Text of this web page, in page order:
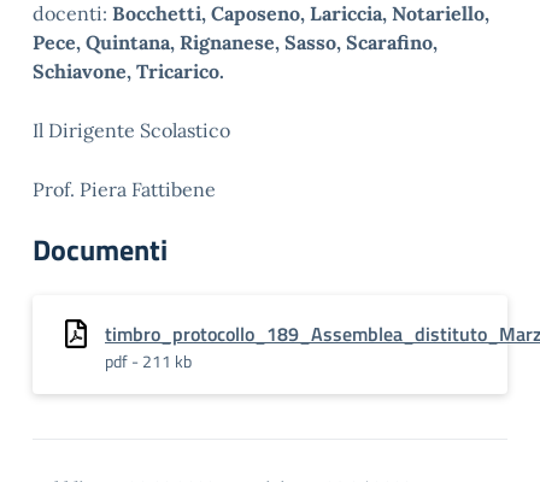
docenti: Bocchetti, Caposeno, Lariccia, Notariello,
Pece, Quintana, Rignanese, Sasso, Scarafino,
Schiavone, Tricarico.
Il Dirigente Scolastico
Prof. Piera Fattibene
Documenti
pdf - 211 kb